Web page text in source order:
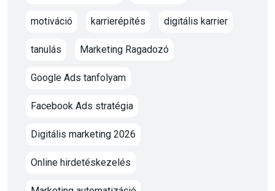
motiváció karrierépítés digitális karrier
tanulás Marketing Ragadozó
Google Ads tanfolyam
Facebook Ads stratégia
Digitális marketing 2026
Online hirdetéskezelés